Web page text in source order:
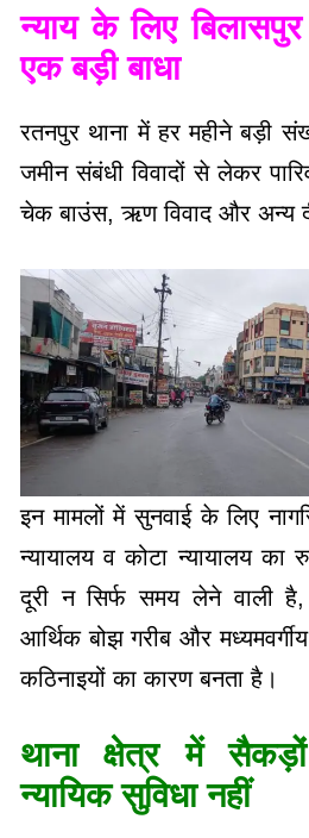
न्याय के लिए
एक बड़ी बाधा
रतनपुर थाना में हर महीने बड़ी
जमीन संबंधी विवादों से लेकर
चेक बाउंस, ऋण विवाद और अन्य
इन मामलों में सुनवाई के लिए
न्यायालय व कोटा न्यायालय
दूरी न सिर्फ समय लेने वाली
आर्थिक बोझ गरीब और
कठिनाइयों का कारण बनता है।
थाना क्षेत्र में
न्यायिक सुविधा नहीं